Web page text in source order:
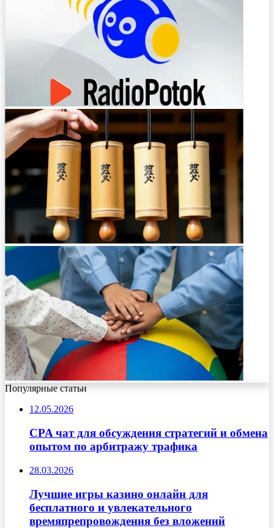
Популярные статьи
12.05.2026
CPA чат для обсуждения стратегий и обмена
опытом по арбитражу трафика
28.03.2026
Лучшие игры казино онлайн для
бесплатного и увлекательного
времяпрепровождения без вложений